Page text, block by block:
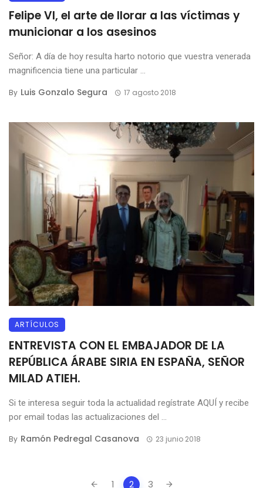
Felipe VI, el arte de llorar a las víctimas y
municionar a los asesinos
Señor: A día de hoy resulta harto notorio que vuestra venerada
magnificencia tiene una particular ...
By Luis Gonzalo Segura 17 agosto 2018
ARTÍCULOS
ENTREVISTA CON EL EMBAJADOR DE LA
REPÚBLICA ÁRABE SIRIA EN ESPAÑA, SEÑOR
MILAD ATIEH.
Si te interesa seguir toda la actualidad regístrate AQUÍ y recibe
por email todas las actualizaciones del ...
By Ramón Pedregal Casanova 23 junio 2018
1 2 3